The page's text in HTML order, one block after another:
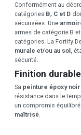
Conformément au
catégories B, C et D
sécurisées. Une
armes de catégorie B
catégories. La Fortify
murale et/ou au sol
,
sécurité.
Finition
Sa peinture époxy
résistance dans le
un compromis
maîtrisé